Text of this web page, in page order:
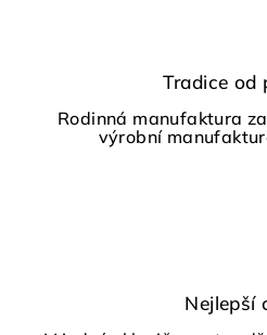
Tradice od
Rodinná manufaktura
výrobní
Nejlepší